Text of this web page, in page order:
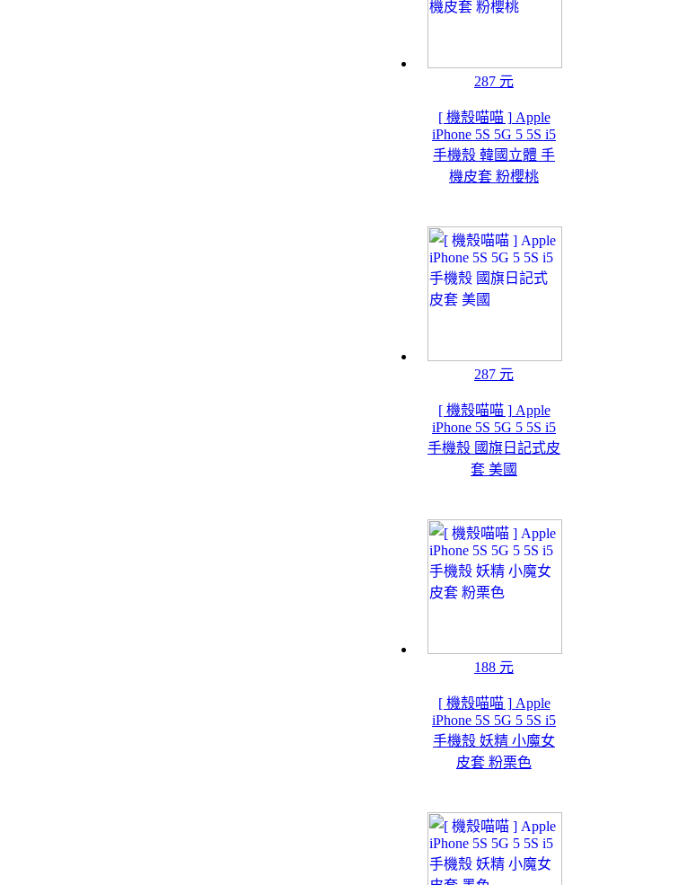
287 元
[ 機殼喵喵 ] Apple
iPhone 5S 5G 5 5S i5
手機殼 韓國立體 手
機皮套 粉櫻桃
287 元
[ 機殼喵喵 ] Apple
iPhone 5S 5G 5 5S i5
手機殼 國旗日記式皮
套 美國
188 元
[ 機殼喵喵 ] Apple
iPhone 5S 5G 5 5S i5
手機殼 妖精 小魔女
皮套 粉栗色